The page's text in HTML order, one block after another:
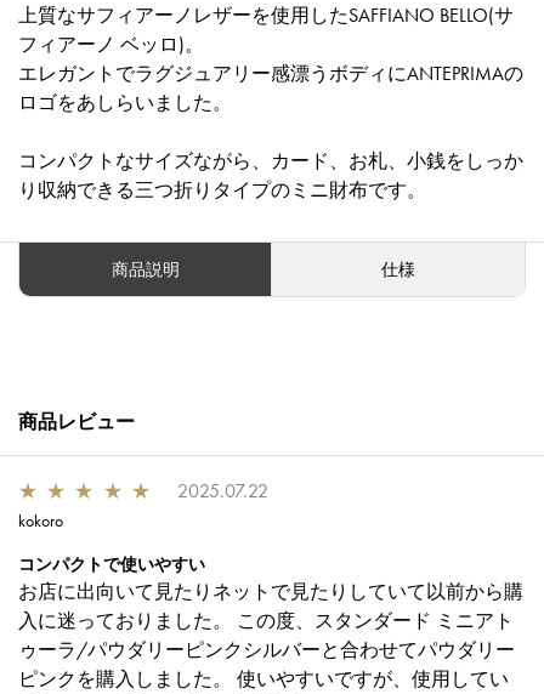
上質なサフィアーノレザーを使用したSAFFIANO BELLO(サ
フィアーノ ベッロ)。
エレガントでラグジュアリー感漂うボディにANTEPRIMAの
ロゴをあしらいました。
コンパクトなサイズながら、カード、お札、小銭をしっか
り収納できる三つ折りタイプのミニ財布です。
商品説明 仕様
商品レビュー
★ ★ ★ ★ ★ 2025.07.22
kokoro
コンパクトで使いやすい
お店に出向いて見たりネットで見たりしていて以前から購
入に迷っておりました。 この度、スタンダード ミニアト
ゥーラ/パウダリーピンクシルバーと合わせてパウダリー
ピンクを購入しました。 使いやすいですが、使用してい